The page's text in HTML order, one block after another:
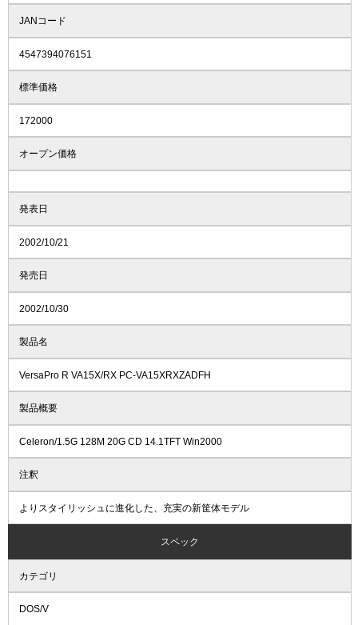
JANコード
4547394076151
標準価格
172000
オープン価格
発表日
2002/10/21
発売日
2002/10/30
製品名
VersaPro R VA15X/RX PC-VA15XRXZADFH
製品概要
Celeron/1.5G 128M 20G CD 14.1TFT Win2000
注釈
よりスタイリッシュに進化した、充実の新筐体モデル
スペック
カテゴリ
DOS/V